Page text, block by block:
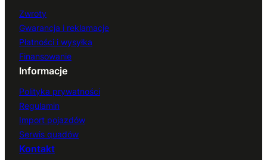
Zwroty
Gwarancja i reklamacje
Płatności i wysyłka
Finansowanie
Informacje
Polityka prywatności
Regulamin
Import pojazdów
Serwis quadów
Kontakt